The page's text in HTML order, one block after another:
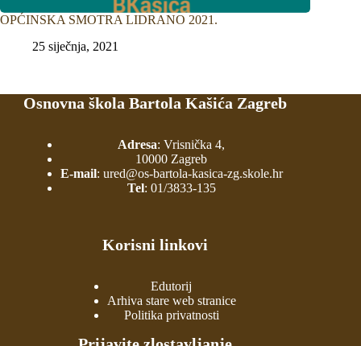
OPĆINSKA SMOTRA LIDRANO 2021.
25 siječnja, 2021
Osnovna škola Bartola Kašića Zagreb
Adresa: Vrisnička 4,
10000 Zagreb
E-mail: ured@os-bartola-kasica-zg.skole.hr
Tel: 01/3833-135
Korisni linkovi
Edutorij
Arhiva stare web stranice
Politika privatnosti